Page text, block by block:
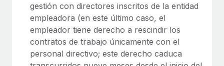
gestión con directores inscritos de la entidad
empleadora (en este último caso, el
empleador tiene derecho a rescindir los
contratos de trabajo únicamente con el
personal directivo; este derecho caduca